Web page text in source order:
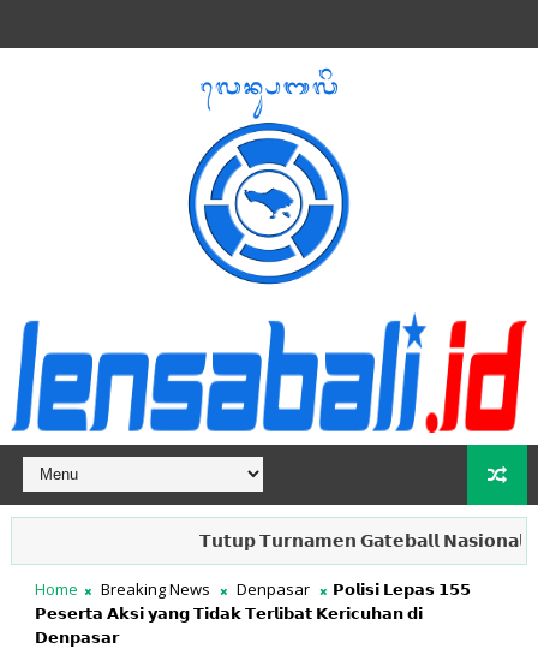
𝗧𝘂𝘁𝘂𝗽 𝗧𝘂𝗿𝗻𝗮𝗺𝗲𝗻 𝗚𝗮𝘁𝗲𝗯𝗮𝗹𝗹 𝗡𝗮𝘀𝗶𝗼𝗻𝗮𝗹,
Home Breaking News Denpasar
𝗣𝗼𝗹𝗶𝘀𝗶 𝗟𝗲𝗽𝗮𝘀 𝟭𝟱𝟱
𝗣𝗲𝘀𝗲𝗿𝘁𝗮 𝗔𝗸𝘀𝗶 𝘆𝗮𝗻𝗴 𝗧𝗶𝗱𝗮𝗸 𝗧𝗲𝗿𝗹𝗶𝗯𝗮𝘁 𝗞𝗲𝗿𝗶𝗰𝘂𝗵𝗮𝗻 𝗱𝗶
𝗗𝗲𝗻𝗽𝗮𝘀𝗮𝗿